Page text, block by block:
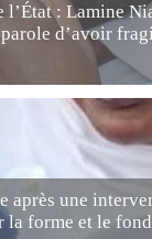
l’État : Lamine
d’avoir
après une
la forme et le fond